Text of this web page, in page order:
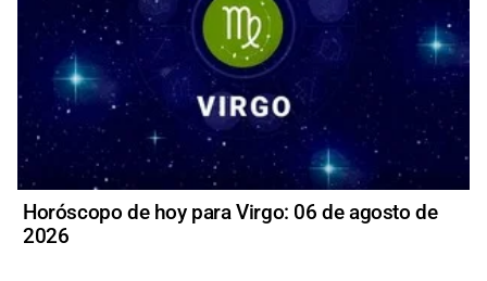
Horóscopo de hoy para Virgo: 06 de agosto de
2026